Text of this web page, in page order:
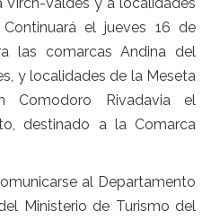
el jueves 16 de
las comarcas Andina del
y localidades de la Meseta
Comodoro Rivadavia el
destinado a la Comarca
al Departamento
Ministerio de Turismo del